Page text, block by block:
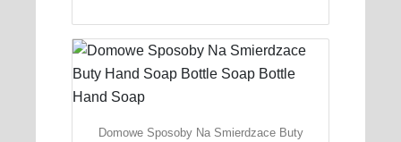
Domowe Sposoby Na Smierdzace Buty